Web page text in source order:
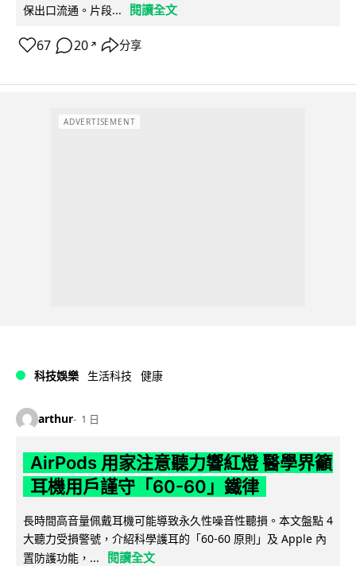
保出口流通。片段...
閱讀全文
67 20 ↗ 分享
ADVERTISEMENT
科技娛樂 生活科技 健康
arthur 1 日
AirPods 用家注意聽力響紅燈 醫學界籲
耳機用戶謹守「60-60」鐵律
長時間高音量佩戴耳機可能導致永久性噪音性聽損。本文盤點 4
大聽力受損警號，介紹科學護耳的「60-60 原則」及 Apple 內
置防護功能，...
閱讀全文